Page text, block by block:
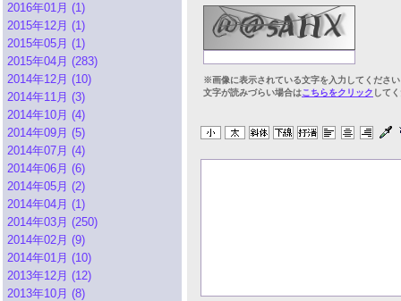
2016年01月 (1)
2015年12月 (1)
2015年05月 (1)
2015年04月 (283)
2014年12月 (10)
2014年11月 (3)
2014年10月 (4)
2014年09月 (5)
2014年07月 (4)
2014年06月 (6)
2014年05月 (2)
2014年04月 (1)
2014年03月 (250)
2014年02月 (9)
2014年01月 (10)
2013年12月 (12)
2013年10月 (8)
※画像に表示されている文字を入力してくださ
文字が読みづらい場合はこちらをクリック して